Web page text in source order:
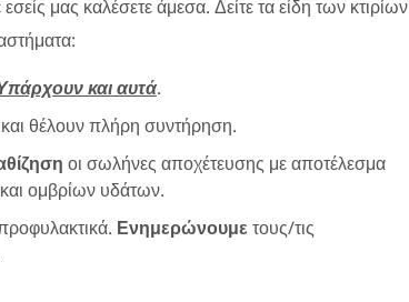
μας καλέσετε άμεσα. Δείτε τα είδη των κτιρίων
και αυτά.
και θέλουν πλήρη συντήρηση.
οι σωλήνες αποχέτευσης με αποτέλεσμα
ομβρίων υδάτων.
Ενημερώνουμε τους/τις